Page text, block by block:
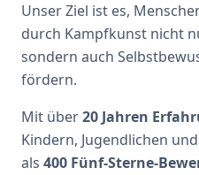
Unser Ziel ist es,
durch Kampfkunst nicht
sondern auch
fördern.
Mit über20 Jahren
Kindern, Jugendlichen
als 400 Fünf-Sterne-